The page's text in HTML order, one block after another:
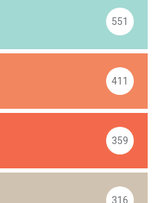
551
411
359
316